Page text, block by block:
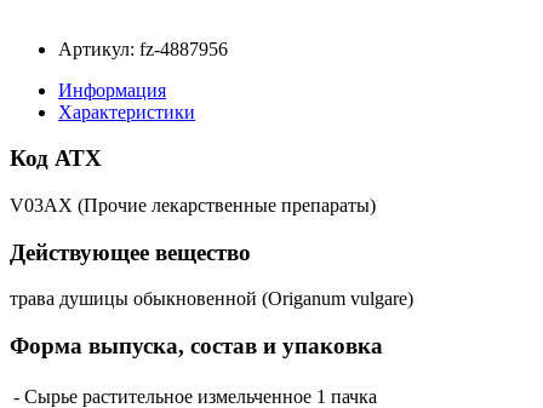
Артикул: fz-4887956
Информация
Характеристики
Код АТХ
V03AX (Прочие лекарственные препараты)
Действующее вещество
трава душицы обыкновенной (Origanum vulgare)
Форма выпуска, состав и упаковка
- Сырье растительное измельченное 1 пачка